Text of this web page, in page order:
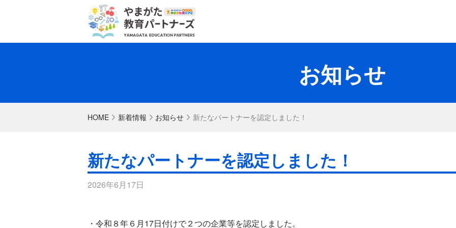
お知らせ
HOME 新着情報 お知らせ 新たなパートナーを認定しました！
新たなパートナーを認定しました！
2026年6月17日
・令和８年６月17日付けで２つの企業等を認定しました。